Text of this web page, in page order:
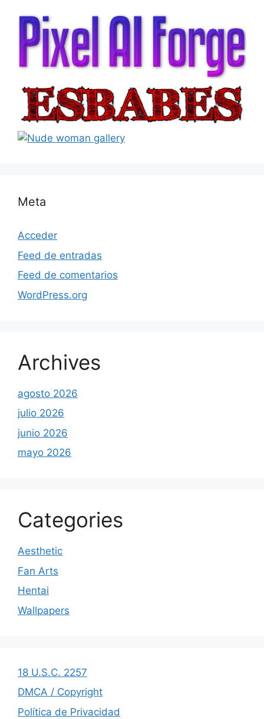
Meta
Acceder
Feed de entradas
Feed de comentarios
WordPress.org
Archives
agosto 2026
julio 2026
junio 2026
mayo 2026
Categories
Aesthetic
Fan Arts
Hentai
Wallpapers
18 U.S.C. 2257
DMCA / Copyright
Política de Privacidad